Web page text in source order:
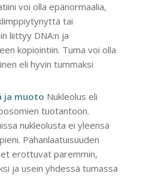
voi olla epänormaalia,
tai
liittyy DNA:n ja
kopiointiin. Tuma voi olla
eli hyvin tummaksi
ja muoto Nukleolus eli
tuotantoon.
nukleolusta ei yleensä
Pahanlaatuisuuden
erottuvat paremmin,
ja usein yhdessä tumassa